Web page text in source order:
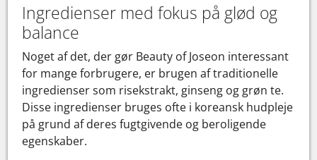
Ingredienser med fokus på glød og
balance
Noget af det, der gør Beauty of Joseon interessant
for mange forbrugere, er brugen af traditionelle
ingredienser som risekstrakt, ginseng og grøn te.
Disse ingredienser bruges ofte i koreansk hudpleje
på grund af deres fugtgivende og beroligende
egenskaber.